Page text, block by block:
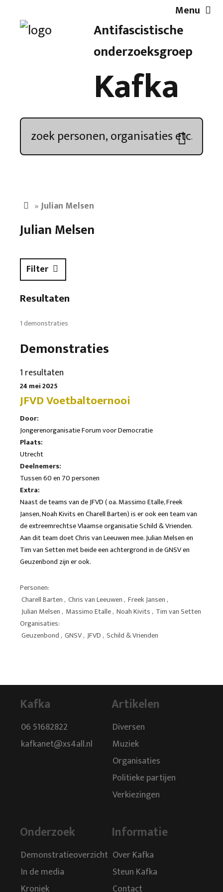
Antifascistische
onderzoeksgroep
Kafka
Menu
Artikelen
Demonstratieoverzicht
Kroniek
Nieuwsbrief
»Julian Melsen
Julian Melsen
Filter
Resultaten
1 demonstraties
Demonstraties
1 resultaten
24 mei 2025
JFVD Voetbaltoernooi
Door:
Jongerenorganisatie Forum voor Democratie
Plaats:
Utrecht
Deelnemers:
Tussen 60 en 70 personen
Extra:
Naast de teams van de JFVD ( oa. Massimo Etalle, Freek
Jansen, Noah Kivits en Charell Barten) is er ook een team van
de extreemrechtse Vlaamse organisatie Schild & Vrienden.
Aan dit team doet Chris van Leeuwen mee. Julian Melsen en
Tim van Setten met beide een achtergrond in de GNSV en
Geuzenbond zijn er ook.
Personen:
Charell Barten, Chris van Leeuwen, Freek Jansen,
Julian Melsen, Massimo Etalle, Noah Kivits, Tim van Setten
Organisaties:
Geuzenbond, GNSV, JFVD, Schild & Vrienden
Kafka
06 51682822
kafkanet@xs4all.nl
Artikelen
Diversen
Muziek
Organisaties
Politieke partijen
Verkiezingen
Onderzoek
Demonstratieoverzicht
In de media
Informatie
Over Kafka
Steun Kafka